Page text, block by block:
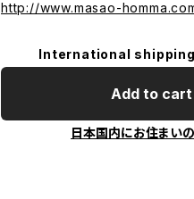
http://www.masao-
International
Add to cart
日本国内にお住まい